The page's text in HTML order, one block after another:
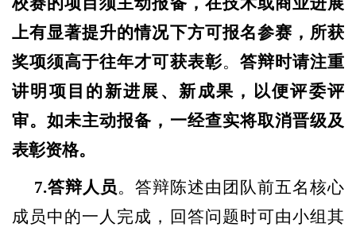
上有显著提升的情况下方可报名参赛，所获
奖项须高于往年才可获表彰。 答辩时请注重
讲明项目的新进展、新成果，以便评委评
审。如未主动报备，一经查实将取消晋级及
表彰资格。
7.答辩人员。答辩陈述由团队前五名核心
成员中的一人完成，回答问题时可由小组其